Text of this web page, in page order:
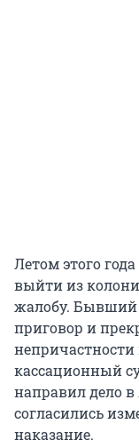
Летом этого
выйти из
жалобу. Бывший
приговор и
кассационный
направил дело в
согласились
наказание.